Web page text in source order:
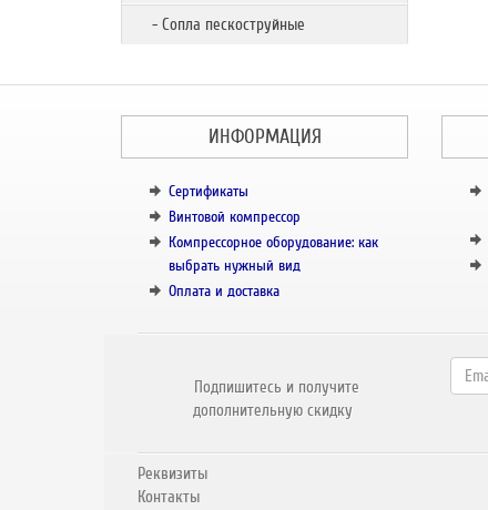
- Сопла пескоструйные
ИНФОРМАЦИЯ
Сертификаты
Винтовой компрессор
Компрессорное оборудование: как
выбрать нужный вид
Оплата и доставка
Подпишитесь и получите
дополнительную скидку
Реквизиты
Контакты